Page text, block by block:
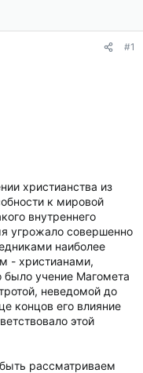
#1
христианства из
к мировой
внутреннего
угрожало совершенно
наиболее
- христианами,
было учение Магомета
неведомой до
концов его влияние
этой
рассматриваем